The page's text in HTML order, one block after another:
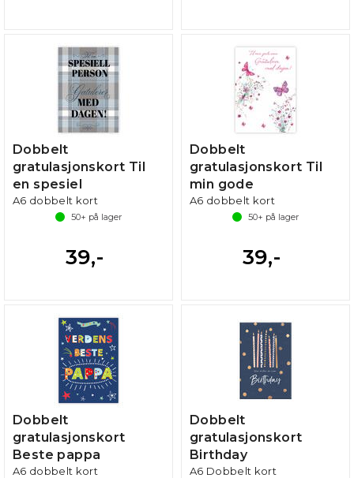
Dobbelt
gratulasjonskort Til
en spesiel
A6 dobbelt kort
50+ på lager
39,-
Dobbelt
gratulasjonskort Til
min gode
A6 dobbelt kort
50+ på lager
39,-
Dobbelt
gratulasjonskort
Beste pappa
A6 dobbelt kort
Dobbelt
gratulasjonskort
Birthday
A6 Dobbelt kort